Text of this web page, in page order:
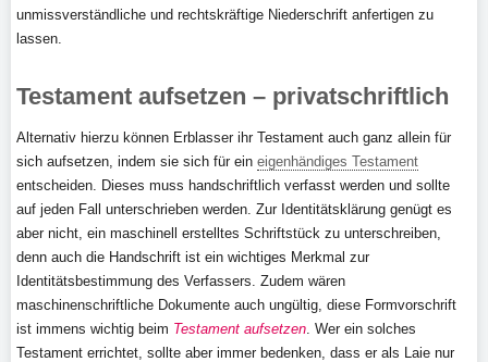
unmissverständliche und rechtskräftige Niederschrift anfertigen zu
lassen.
Testament aufsetzen – privatschriftlich
Alternativ hierzu können Erblasser ihr Testament auch ganz allein für
sich aufsetzen, indem sie sich für ein eigenhändiges Testament
entscheiden. Dieses muss handschriftlich verfasst werden und sollte
auf jeden Fall unterschrieben werden. Zur Identitätsklärung genügt es
aber nicht, ein maschinell erstelltes Schriftstück zu unterschreiben,
denn auch die Handschrift ist ein wichtiges Merkmal zur
Identitätsbestimmung des Verfassers. Zudem wären
maschinenschriftliche Dokumente auch ungültig, diese Formvorschrift
ist immens wichtig beim Testament aufsetzen. Wer ein solches
Testament errichtet, sollte aber immer bedenken, dass er als Laie nur